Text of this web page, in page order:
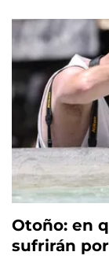
Otoño: en
sufrirán